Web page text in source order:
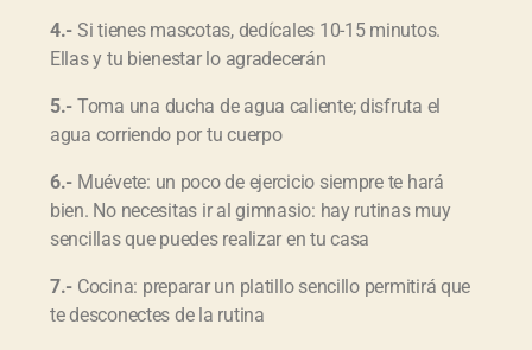
4.- Si tienes mascotas, dedícales 10-15 minutos.
Ellas y tu bienestar lo agradecerán
5.- Toma una ducha de agua caliente; disfruta el
agua corriendo por tu cuerpo
6.- Muévete: un poco de ejercicio siempre te hará
bien. No necesitas ir al gimnasio: hay rutinas muy
sencillas que puedes realizar en tu casa
7.- Cocina: preparar un platillo sencillo permitirá que
te desconectes de la rutina